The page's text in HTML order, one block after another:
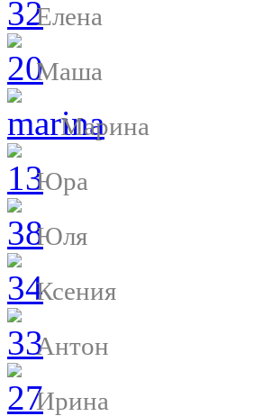
Елена
Маша
Марина
Юра
Юля
Ксения
Антон
Ирина